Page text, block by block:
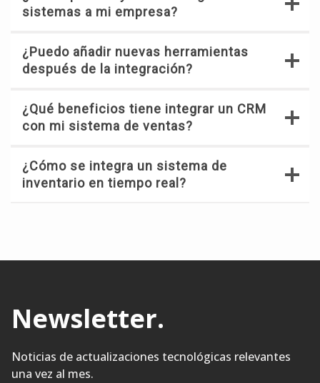
sistemas a mi empresa?
¿Puedo añadir nuevas herramientas
después de la integración?
¿Qué beneficios tiene integrar un CRM
con mi sistema de ventas?
¿Cómo se integra un sistema de
inventario en tiempo real?
Newsletter.
Noticias de actualizaciones tecnológicas relevantes
una vez al mes.